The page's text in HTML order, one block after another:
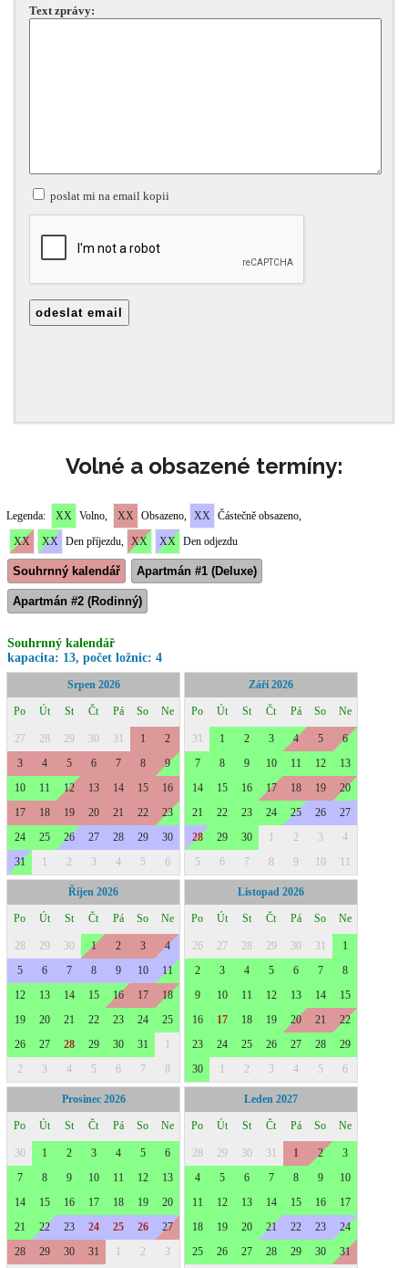
Volné a obsazené termíny: